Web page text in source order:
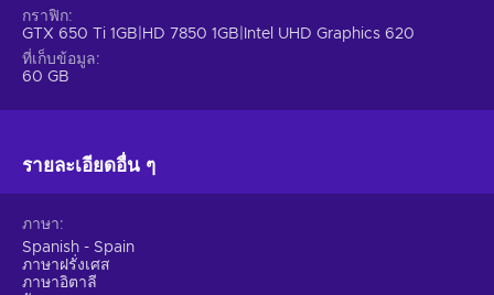
RTS & TBS Mash
Once again, the fans of the Total War series can rejoice! The
newest Total War: THREE KINGDOMS key release features
the beloved real-time battles, and turn-based conquests
the outer opinions about you, but they will also affect the
numerous friendships and rivalries you accumulate
throughout the game!
Allies & Rivals can shift their roles in an instant, so expect the
unexpected with this one!
กราฟิก
GTX 650 Ti 1GB|HD 7850 1GB|Intel UHD Graphics 620
ที่เก็บข้อมูล
60 GB
รายละเอียดอื่น ๆ
ภาษา
Spanish - Spain
ภาษาฝรั่งเศส
ภาษาอิตาลี